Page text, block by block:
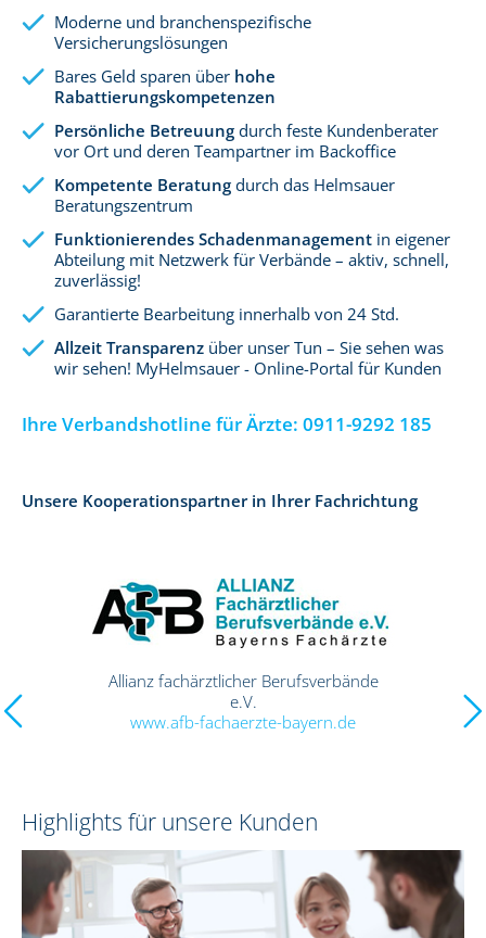
Moderne und branchenspezifische
Versicherungslösungen
Bares Geld sparen über hohe
Rabattierungskompetenzen
Persönliche Betreuung durch feste Kundenberater
vor Ort und deren Teampartner im Backoffice
Kompetente Beratung durch das Helmsauer
Beratungszentrum
Funktionierendes Schadenmanagement in eigener
Abteilung mit Netzwerk für Verbände – aktiv, schnell,
zuverlässig!
Garantierte Bearbeitung innerhalb von 24 Std.
Allzeit Transparenz über unser Tun – Sie sehen was
wir sehen! MyHelmsauer - Online-Portal für Kunden
Ihre Verbandshotline für Ärzte: 0911-9292 185
Unsere Kooperationspartner in Ihrer Fachrichtung
Anästhesie-Netz Deutschland e. V.
www.anaesthesie-netz-deutschland.de
Highlights für unsere Kunden